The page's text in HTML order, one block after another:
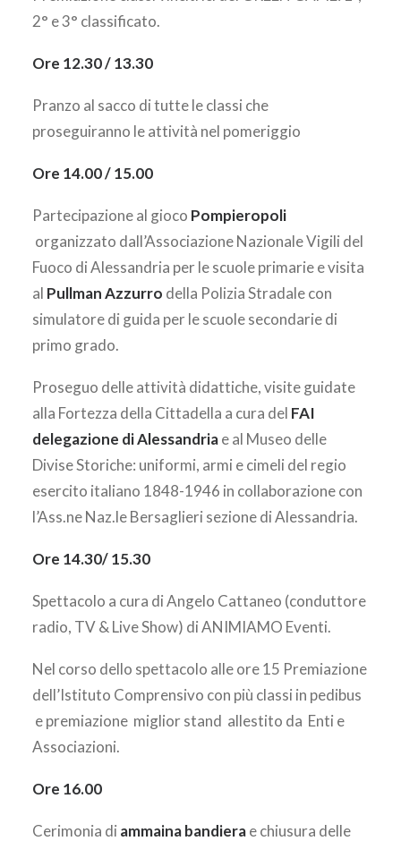
2° e 3° classificato.
Ore 12.30 / 13.30
Pranzo al sacco di tutte le classi che
proseguiranno le attività nel pomeriggio
Ore 14.00 / 15.00
Partecipazione al gioco Pompieropoli
organizzato dall’Associazione Nazionale Vigili del
Fuoco di Alessandria per le scuole primarie e visita
al Pullman Azzurro della Polizia Stradale con
simulatore di guida per le scuole secondarie di
primo grado.
Proseguo delle attività didattiche, visite guidate
alla Fortezza della Cittadella a cura del FAI
delegazione di Alessandriae al Museo delle
Divise Storiche: uniformi, armi e cimeli del regio
esercito italiano 1848-1946 in collaborazione con
l’Ass.ne Naz.le Bersaglieri sezione di Alessandria.
Ore 14.30/ 15.30
Spettacolo a cura di Angelo Cattaneo (conduttore
radio, TV & Live Show) di ANIMIAMO Eventi.
Nel corso dello spettacolo alle ore 15 Premiazione
dell’Istituto Comprensivo con più classi in pedibus
e premiazione miglior stand allestito da Enti e
Associazioni.
Ore 16.00
Cerimonia di ammaina bandierae chiusura delle